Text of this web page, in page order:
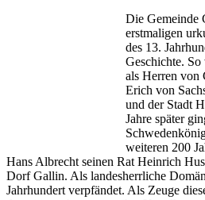
Die Gemeinde
erstmaligen
des 13.
Geschichte.
als Herren von
Erich von
und der Stadt
Jahre später
weiteren 200
Hans Albrecht seinen Rat Heinrich
Dorf Gallin. Als landesherrliche
Jahrhundert verpfändet. Als Zeuge